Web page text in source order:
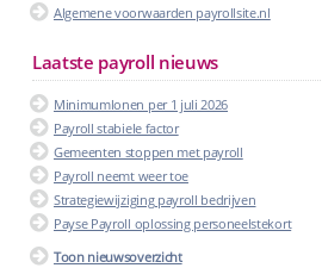
Algemene voorwaarden payrollsite.nl
Laatste payroll nieuws
Minimumlonen per 1 juli 2026
Payroll stabiele factor
Gemeenten stoppen met payroll
Payroll neemt weer toe
Strategiewijziging payroll bedrijven
Payse Payroll oplossing personeelstekort
Toon nieuwsoverzicht